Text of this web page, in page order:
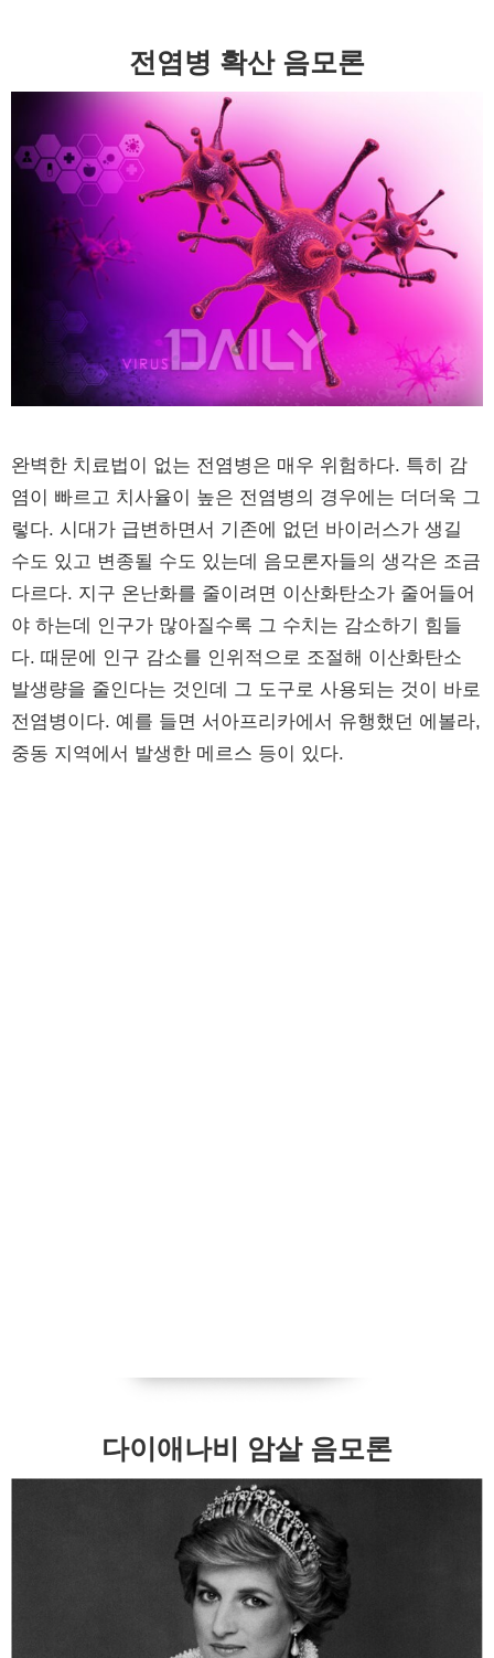
전염병 확산 음모론
완벽한 치료법이 없는 전염병은 매우 위험하다. 특히 감
염이 빠르고 치사율이 높은 전염병의 경우에는 더더욱 그
렇다. 시대가 급변하면서 기존에 없던 바이러스가 생길
수도 있고 변종될 수도 있는데 음모론자들의 생각은 조금
다르다. 지구 온난화를 줄이려면 이산화탄소가 줄어들어
야 하는데 인구가 많아질수록 그 수치는 감소하기 힘들
다. 때문에 인구 감소를 인위적으로 조절해 이산화탄소
발생량을 줄인다는 것인데 그 도구로 사용되는 것이 바로
전염병이다. 예를 들면 서아프리카에서 유행했던 에볼라,
중동 지역에서 발생한 메르스 등이 있다.
다이애나비 암살 음모론